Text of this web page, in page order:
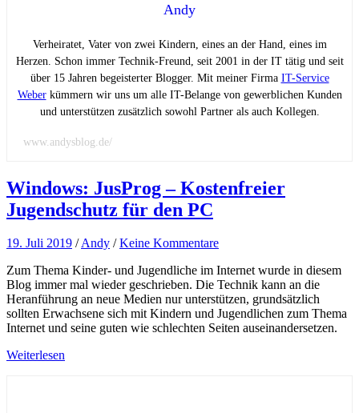
Andy
Verheiratet, Vater von zwei Kindern, eines an der Hand, eines im
Herzen. Schon immer Technik-Freund, seit 2001 in der IT tätig und seit
über 15 Jahren begeisterter Blogger. Mit meiner Firma IT-Service
Weberkümmern wir uns um alle IT-Belange von gewerblichen Kunden
und unterstützen zusätzlich sowohl Partner als auch Kollegen.
www.andysblog.de/
Windows: JusProg – Kostenfreier
Jugendschutz für den PC
19. Juli 2019 /Andy /Keine Kommentare
Zum Thema Kinder- und Jugendliche im Internet wurde in diesem
Blog immer mal wieder geschrieben. Die Technik kann an die
Heranführung an neue Medien nur unterstützen, grundsätzlich
sollten Erwachsene sich mit Kindern und Jugendlichen zum Thema
Internet und seine guten wie schlechten Seiten auseinandersetzen.
Weiterlesen